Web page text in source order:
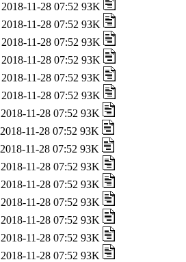
2018-11-28 07:52 93K
2018-11-28 07:52 93K
2018-11-28 07:52 93K
2018-11-28 07:52 93K
2018-11-28 07:52 93K
2018-11-28 07:52 93K
2018-11-28 07:52 93K
2018-11-28 07:52 93K
2018-11-28 07:52 93K
2018-11-28 07:52 93K
2018-11-28 07:52 93K
2018-11-28 07:52 93K
2018-11-28 07:52 93K
2018-11-28 07:52 93K
2018-11-28 07:52 93K